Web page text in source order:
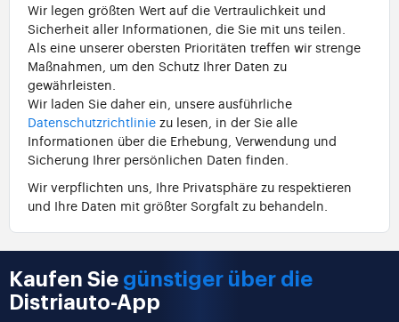
Wir legen größten Wert auf die Vertraulichkeit und
Sicherheit aller Informationen, die Sie mit uns teilen.
Als eine unserer obersten Prioritäten treffen wir strenge
Maßnahmen, um den Schutz Ihrer Daten zu
gewährleisten.
Wir laden Sie daher ein, unsere ausführliche
Datenschutzrichtlinie zu lesen, in der Sie alle
Informationen über die Erhebung, Verwendung und
Sicherung Ihrer persönlichen Daten finden.
Wir verpflichten uns, Ihre Privatsphäre zu respektieren
und Ihre Daten mit größter Sorgfalt zu behandeln.
Kaufen Sie günstiger über die
Distriauto-App